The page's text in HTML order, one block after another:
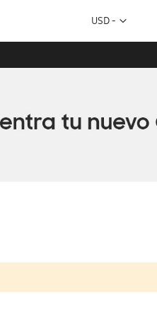
Moneda
USD -